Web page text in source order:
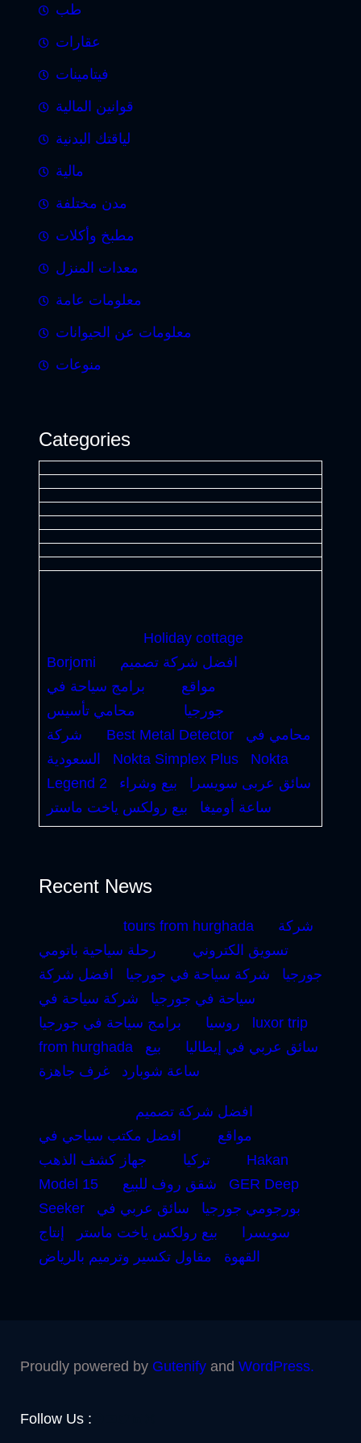
طب
عقارات
فيتامينات
قوانين المالية
لياقتك البدنية
مالية
مدن مختلفة
مطبخ وأكلات
معدات المنزل
معلومات عامة
معلومات عن الحيوانات
منوعات
Categories
Holiday cottage
Borjomi
افضل شركة تصميم
مواقع
برامج سياحة في
جورجيا
محامي تأسيس
شركة
Best Metal Detector
محامي في
السعودية
Nokta Simplex Plus
Nokta
Legend 2
سائق عربى سويسرا
بيع وشراء
ساعة أوميغا
بيع رولكس ياخت ماستر
Recent News
tours from hurghada
شركة
تسويق الكتروني
رحلة سياحية باتومي
جورجيا
شركة سياحة في جورجيا
افضل شركة
سياحة في جورجيا
شركة سياحة في
روسيا
برامج سياحة في جورجيا
luxor trip
from hurghada
سائق عربي في إيطاليا
بيع
ساعة شوبارد
غرف جاهزة
افضل شركة تصميم
مواقع
افضل مكتب سياحي في
تركيا
جهاز كشف الذهب
Hakan
Model 15
شقق روف للبيع
GER Deep
Seeker
بورجومي جورجيا
سائق عربي في
سويسرا
بيع رولكس ياخت ماستر
إنتاج
القهوة
مقاول تكسير وترميم بالرياض
Proudly powered by Gutenify and WordPress.
Follow Us :